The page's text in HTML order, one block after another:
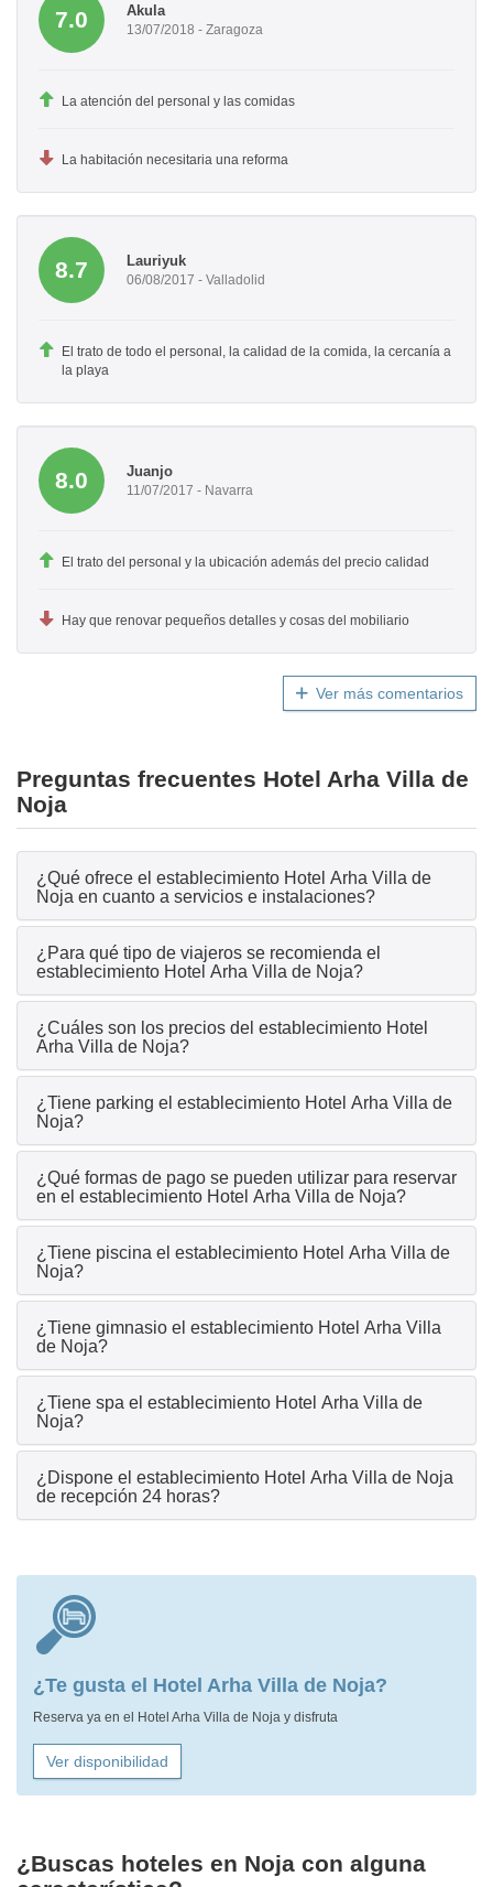
7.0 Akula
13/07/2018 - Zaragoza
La atención del personal y las comidas
La habitación necesitaria una reforma
8.7 Lauriyuk
06/08/2017 - Valladolid
El trato de todo el personal, la calidad de la comida, la cercanía a
la playa
8.0 Juanjo
11/07/2017 - Navarra
El trato del personal y la ubicación además del precio calidad
Hay que renovar pequeños detalles y cosas del mobiliario
Ver más comentarios
Preguntas frecuentes Hotel Arha Villa de
Noja
¿Qué ofrece el establecimiento Hotel Arha Villa de
Noja en cuanto a servicios e instalaciones?
¿Para qué tipo de viajeros se recomienda el
establecimiento Hotel Arha Villa de Noja?
¿Cuáles son los precios del establecimiento Hotel
Arha Villa de Noja?
¿Tiene parking el establecimiento Hotel Arha Villa de
Noja?
¿Qué formas de pago se pueden utilizar para reservar
en el establecimiento Hotel Arha Villa de Noja?
¿Tiene piscina el establecimiento Hotel Arha Villa de
Noja?
¿Tiene gimnasio el establecimiento Hotel Arha Villa
de Noja?
¿Tiene spa el establecimiento Hotel Arha Villa de
Noja?
¿Dispone el establecimiento Hotel Arha Villa de Noja
de recepción 24 horas?
¿Te gusta el Hotel Arha Villa de Noja?
Reserva ya en el Hotel Arha Villa de Noja y disfruta
Ver disponibilidad
¿Buscas hoteles en Noja con alguna